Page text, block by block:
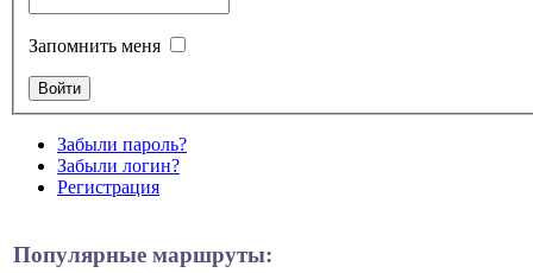
Запомнить меня
Забыли пароль?
Забыли логин?
Регистрация
Популярные маршруты: